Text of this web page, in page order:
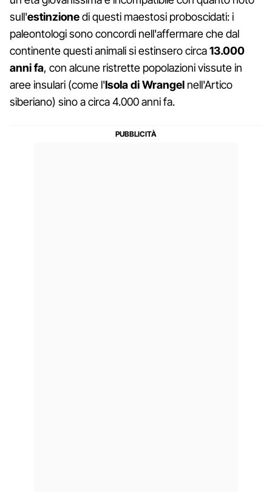
sull'estinzionedi questi maestosi proboscidati: i
paleontologi sono concordi nell'affermare che dal
continente questi animali si estinsero circa13.000
anni fa, con alcune ristrette popolazioni vissute in
aree insulari (come l'Isola di Wrangel nell'Artico
siberiano) sino a circa 4.000 anni fa.